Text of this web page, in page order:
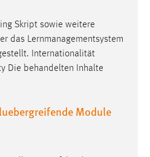
Skript sowie weitere
das Lernmanagementsystem
Internationalität
Die behandelten Inhalte
Module